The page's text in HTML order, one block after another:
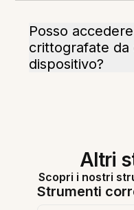
Posso
crittografate da
dispositivo?
Altri
Scopri i nostri
Strumenti